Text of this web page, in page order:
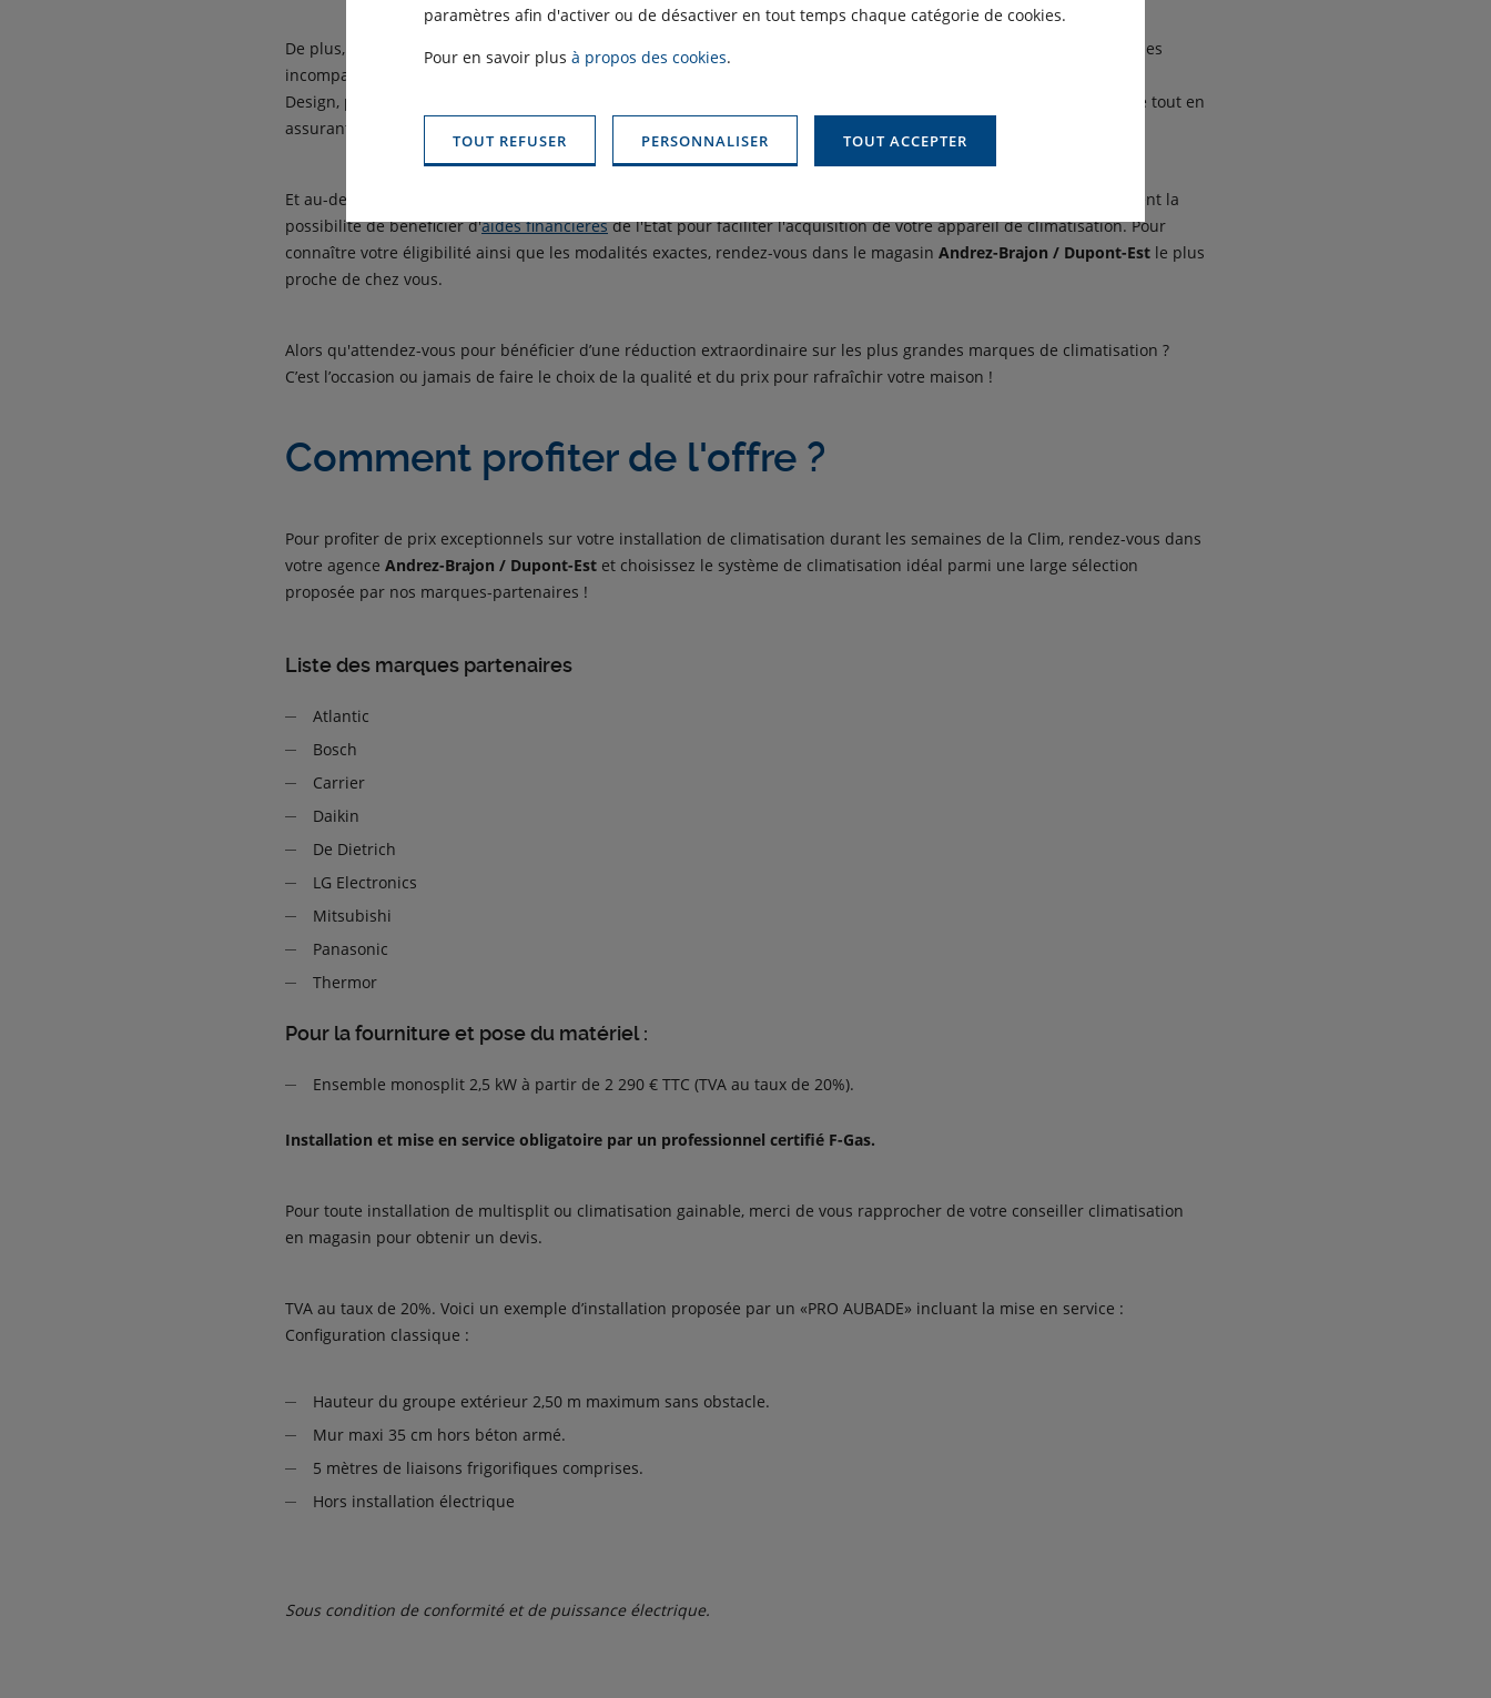
De plus, les systèmes de climatisation proposés par nos marques-partenaires offrent des performances énergétiques
incomparables pour vous aider à faire des économies non-négligeables sur votre facture d'électricité.
Design, performant et facile d'entretien, ces appareils vous garantiront le meilleur rendement énergétique possible tout en
assurant un niveau sonore faible pour une utilisation plus agréable au quotidien.
Et au-delà de l'offre exceptionnelle mise en place par votre agence
, vous avez également la
possibilité de bénéficier d'aides financièresde l'État pour faciliter l'acquisition de votre appareil de climatisation. Pour
connaître votre éligibilité ainsi que les modalités exactes, rendez-vous dans le magasin Andrez-Brajon / Dupont-Est le plus
proche de chez vous.
Alors qu'attendez-vous pour bénéficier d’une réduction extraordinaire sur les plus grandes marques de climatisation ?
C’est l’occasion ou jamais de faire le choix de la qualité et du prix pour rafraîchir votre maison !
Comment profiter de l'offre ?
Pour profiter de prix exceptionnels sur votre installation de climatisation durant les semaines de la Clim, rendez-vous dans
votre agence Andrez-Brajon / Dupont-Est et choisissez le système de climatisation idéal parmi une large sélection
proposée par nos marques-partenaires !
Liste des marques partenaires
Atlantic
Bosch
Carrier
Daikin
De Dietrich
LG Electronics
Mitsubishi
Panasonic
Thermor
Pour la fourniture et pose du matériel :
Ensemble monosplit 2,5 kW à partir de 2 290 € TTC (TVA au taux de 20%).
Installation et mise en service obligatoire par un professionnel certifié F-Gas.
Pour toute installation de multisplit ou climatisation gainable, merci de vous rapprocher de votre conseiller climatisation
en magasin pour obtenir un devis.
TVA au taux de 20%. Voici un exemple d’installation proposée par un «PRO AUBADE» incluant la mise en service :
Configuration classique :
Hauteur du groupe extérieur 2,50 m maximum sans obstacle.
Mur maxi 35 cm hors béton armé.
5 mètres de liaisons frigorifiques comprises.
Hors installation électrique
Sous condition de conformité et de puissance électrique.
paramètres afin d'activer ou de désactiver en tout temps chaque catégorie de cookies.
Pour en savoir plus à propos des cookies.
TOUT ACCEPTER
PERSONNALISER
TOUT REFUSER